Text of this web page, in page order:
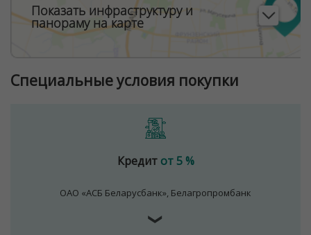
Показать инфраструктуру и
панораму на карте
Специальные условия покупки
Кредит от 5 %
ОАО «АСБ Беларусбанк», Белагропромбанк
❯